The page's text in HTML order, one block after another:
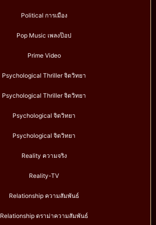
Political การเมือง
Pop Music เพลงป๊อป
Prime Video
Psychological Thriller จิตวิทยา
Psychological Thriller จิตวิทยา
Psychological จิตวิทยา
Psychological จิตวิทยา
Reality ความจริง
Reality-TV
Relationship ความสัมพันธ์
Relationship ดราม่าความสัมพันธ์